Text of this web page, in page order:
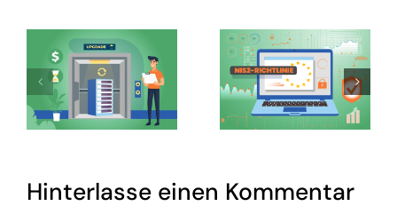
Hinterlasse einen Kommentar